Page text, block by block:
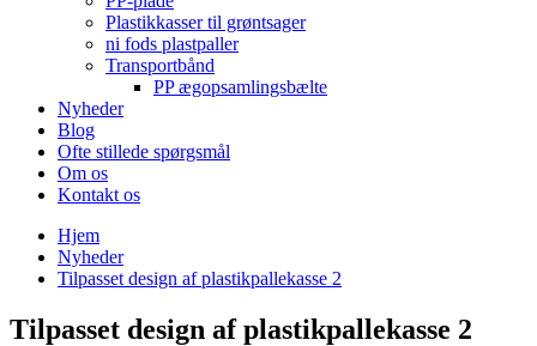
Plastikkasser til grøntsager
ni fods plastpaller
Transportbånd
PP ægopsamlingsbælte
Nyheder
Blog
Ofte stillede spørgsmål
Om os
Kontakt os
Hjem
Nyheder
Tilpasset design af plastikpallekasse 2
Tilpasset design af plastikpallekasse 2